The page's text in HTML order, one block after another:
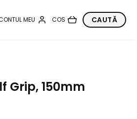
Grip, 150mm